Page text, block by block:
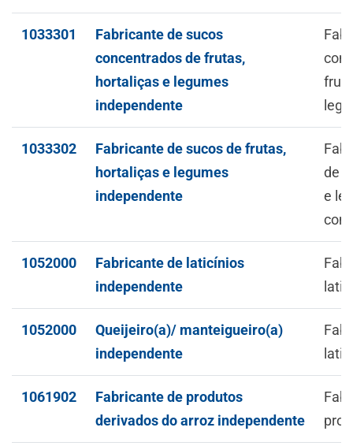
1033301
Fabricante de sucos
concentrados de frutas,
hortaliças e legumes
independente
1033302
Fabricante de sucos de frutas,
hortaliças e legumes
independente
de
e
1052000
Fabricante de laticínios
independente
1052000
Queijeiro(a)/ manteigueiro(a)
independente
1061902
Fabricante de produtos
derivados do arroz independente